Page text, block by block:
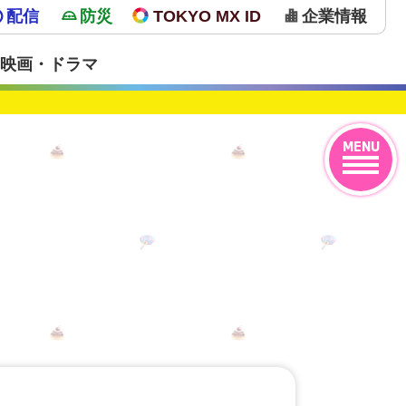
映画・ドラマ
配信 防災 TOKYO MX ID 企業情報
MENU